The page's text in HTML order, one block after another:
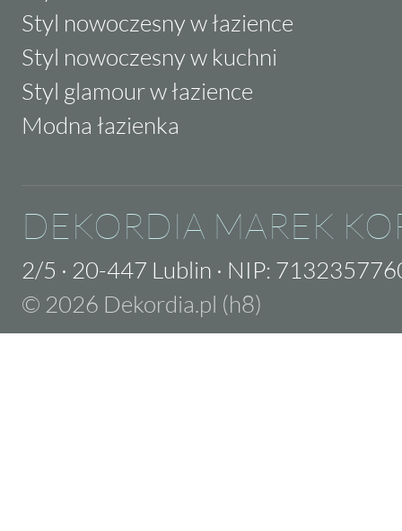
Styl nowoczesny w łazience
Styl nowoczesny w kuchni
Styl glamour w łazience
Modna łazienka
DEKORDIA MAREK
2/5 · 20-447 Lublin · NIP:
© 2026 Dekordia.pl (h8)